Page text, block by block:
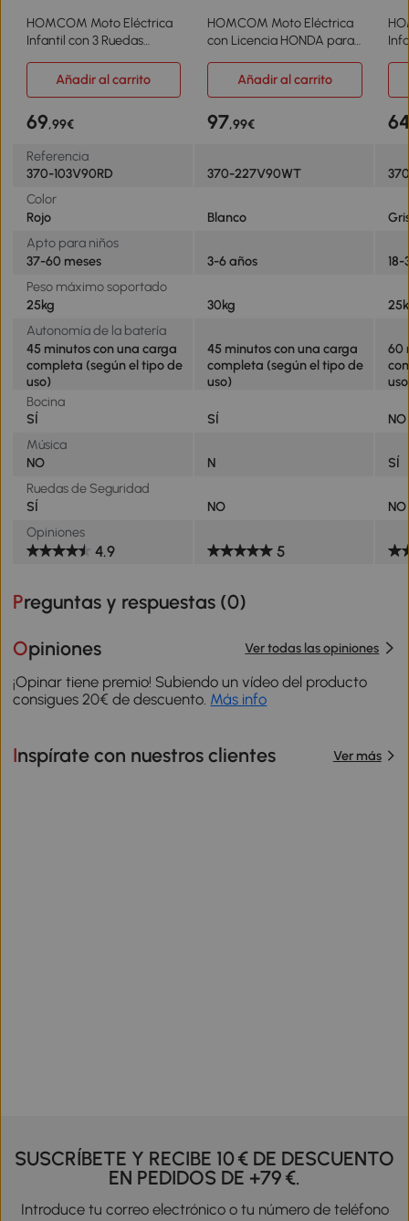
HOMCOM Moto Eléctrica
Infantil con 3 Ruedas
Años con Batería 6V
Recargable Funciones de
86x42x52 cm Negro y Rojo
HOMCOM Moto Eléctrica
con Licencia HONDA para
Música y Ruedas Auxiliares
90x44x52 cm Blanco
Añadir al carrito Añadir al carrito
69,99€ 97,99€
Referencia
370-103V90RD
370-227V90WT
Color
Rojo
Blanco
Apto para niños
37-60 meses
3-6 años
Peso máximo soportado
25kg
30kg
Autonomía de la batería
45 minutos con una carga
completa (según el tipo de
uso)
45 minutos con una carga
completa (según el tipo de
uso)
60
Bocina
SÍ
SÍ
NO
Música
NO
N
SÍ
Ruedas de Seguridad
SÍ
NO
NO
Opiniones
4.9 5
Preguntas y respuestas (0)
Opiniones Ver todas las opiniones
¡Opinar tiene premio! Subiendo un vídeo del producto
consigues 20€ de descuento. Más info
Inspírate con nuestros clientes Ver más
SUSCRÍBETE Y RECIBE 10 € DE DESCUENTO
EN PEDIDOS DE +79 €.
Introduce tu correo electrónico o tu número de teléfono